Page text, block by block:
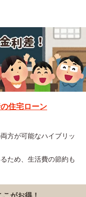
住宅ローン
方が可能なハイブリッ
ため、生活費の節約も